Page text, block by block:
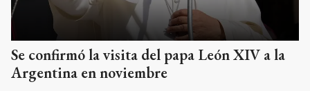
Se confirmó la visita del papa León XIV a la
Argentina en noviembre